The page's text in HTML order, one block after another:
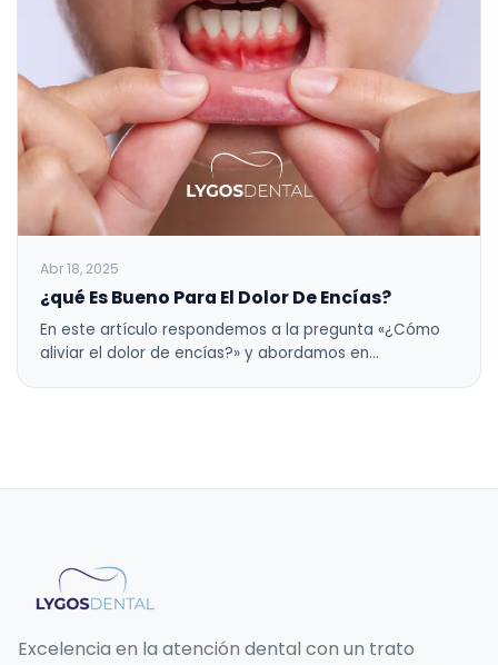
Abr 18, 2025
¿qué Es Bueno Para El Dolor De Encías?
En este artículo respondemos a la pregunta «¿Cómo
aliviar el dolor de encías?» y abordamos en…
Excelencia en la atención dental con un trato